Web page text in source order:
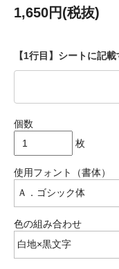
1,650円(税抜)
【1行目】シートに記
個数
枚
使用フォント（書体）
色の組み合わせ